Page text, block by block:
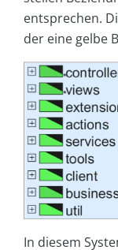
entsprechen.
der eine gelbe
In diesem